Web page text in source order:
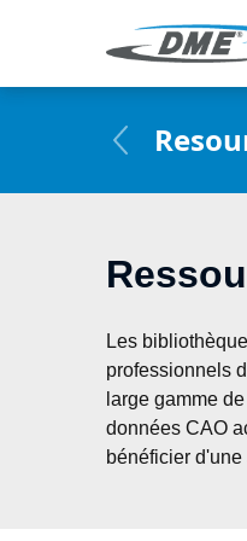
Les
professionnels
large gamme
données CAO
bénéficier